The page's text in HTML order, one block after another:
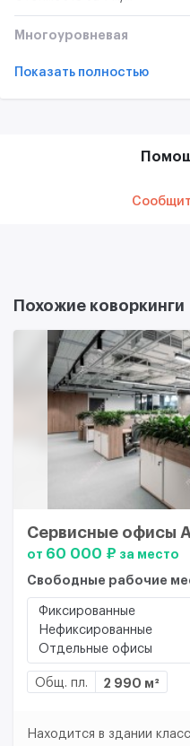
Многоуровневая
Показать полностью
Похожие коворкинги
Сервисные офисы
от 60 000 ₽ за место
Свободные рабочие
Фиксированные
Нефиксированные
Отдельные офисы
Общ. пл. 2 990 м²
Находится в здании